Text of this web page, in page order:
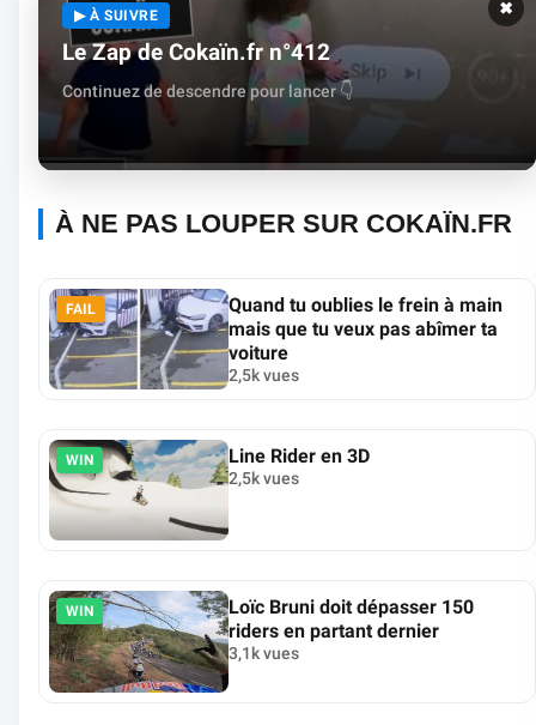
✖
▶ À SUIVRE
Le Zap de Cokaïn.fr n°412
Continuez de descendre pour lancer 👇
À NE PAS LOUPER SUR COKAÏN.FR
FAIL
Quand tu oublies le frein à main
mais que tu veux pas abîmer ta
voiture
2,5k vues
WIN Line Rider en 3D
2,5k vues
WIN
Loïc Bruni doit dépasser 150
riders en partant dernier
3,1k vues